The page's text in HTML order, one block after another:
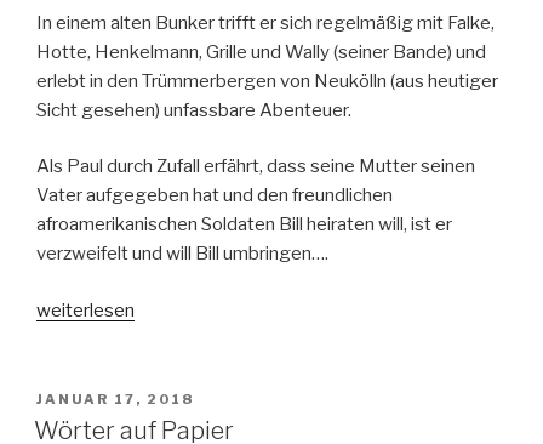
In einem alten Bunker trifft er sich regelmäßig mit Falke,
Hotte, Henkelmann, Grille und Wally (seiner Bande) und
erlebt in den Trümmerbergen von Neukölln (aus heutiger
Sicht gesehen) unfassbare Abenteuer.
Als Paul durch Zufall erfährt, dass seine Mutter seinen
Vater aufgegeben hat und den freundlichen
afroamerikanischen Soldaten Bill heiraten will, ist er
verzweifelt und will Bill umbringen….
„Der
dem
Trümmerland“
weiterlesen
VERÖFFENTLICHT
AM
JANUAR 17, 2018
Wörter auf Papier